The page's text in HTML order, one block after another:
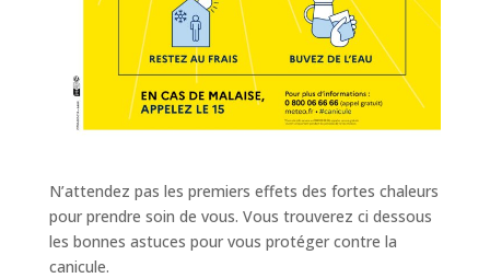
N’attendez pas les premiers effets des fortes chaleurs
pour prendre soin de vous. Vous trouverez ci dessous
les bonnes astuces pour vous protéger contre la
canicule.